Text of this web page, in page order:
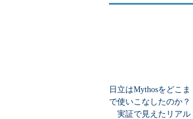
日立はMythosをどこま
で使いこなしたのか？
実証で見えたリアル